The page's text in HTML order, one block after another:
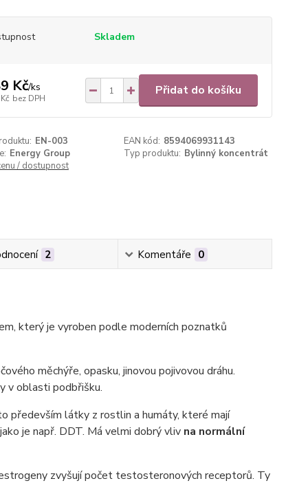
Skladem
Kč/ks
bez DPH
Přidat do košíku
EN-003 EAN kód: 8594069931143
Energy Group Typ produktu: Bylinný koncentrát
/ dostupnost
2 Komentáře 0
který je vyroben podle moderních poznatků
měchýře, opasku, jinovou pojivovou dráhu.
v oblasti podbřišku.
především látky z rostlin a humáty, které mají
je např. DDT. Má velmi dobrý vliv na normální
zvyšují počet testosteronových receptorů. Ty